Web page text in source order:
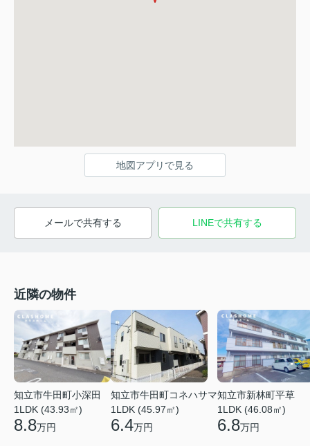
地図アプリで見る
メールで共有する LINEで共有する
近隣の物件
知立市牛田町小深田
1LDK (43.93㎡)
8.8万円
知立市牛田町コネハサマ
1LDK (45.97㎡)
6.4万円
知立市新林町平草
1LDK (46.08㎡)
6.8万円